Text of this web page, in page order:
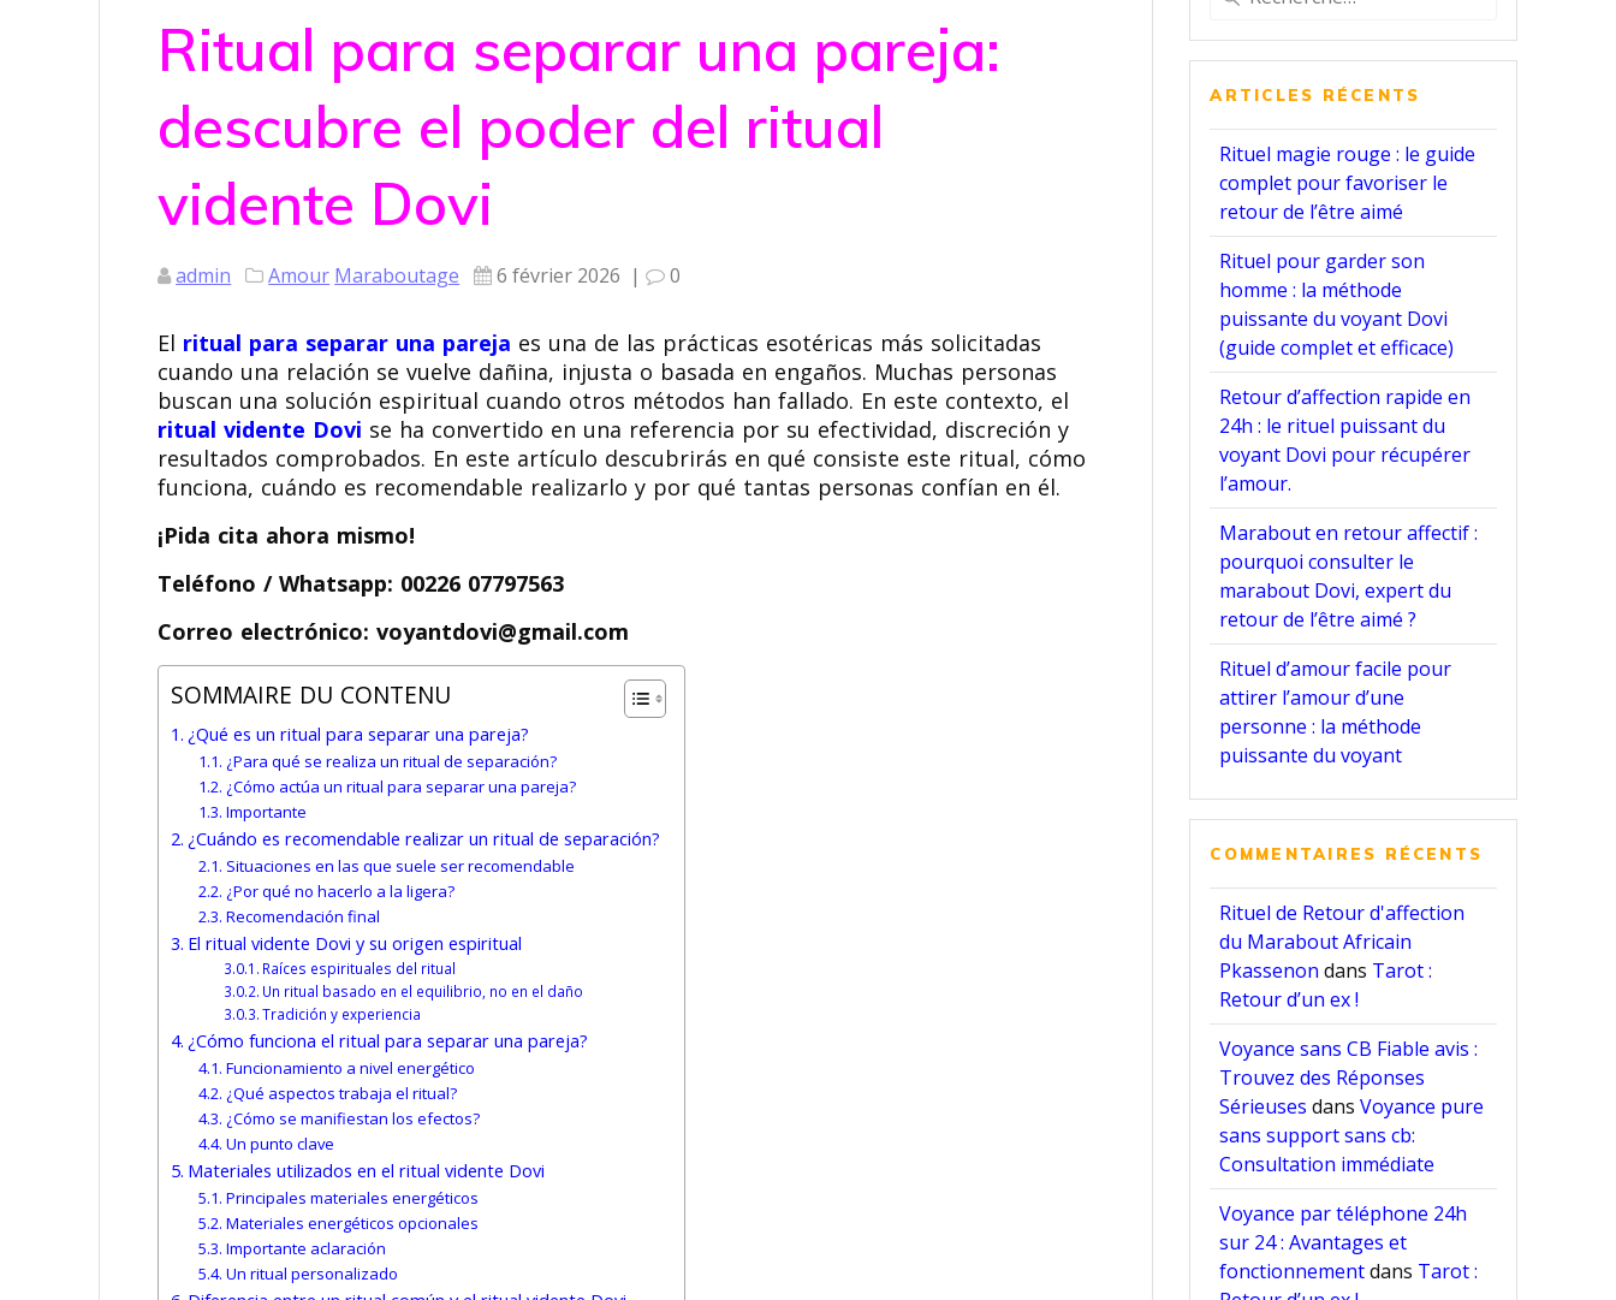
Ritual para separar una pareja:
descubre el poder del ritual
vidente Dovi
admin Amour Maraboutage 6 février 2026 | 0
El ritual para separar una pareja es una de las prácticas esotéricas más solicitadas
cuando una relación se vuelve dañina, injusta o basada en engaños. Muchas personas
buscan una solución espiritual cuando otros métodos han fallado. En este contexto, el
ritual vidente Dovi se ha convertido en una referencia por su efectividad, discreción y
resultados comprobados. En este artículo descubrirás en qué consiste este ritual, cómo
funciona, cuándo es recomendable realizarlo y por qué tantas personas confían en él.
¡Pida cita ahora mismo!
Teléfono / Whatsapp: 00226 07797563
Correo electrónico: voyantdovi@gmail.com
SOMMAIRE DU CONTENU
¿Qué es un ritual para separar una pareja?
¿Para qué se realiza un ritual de separación?
¿Cómo actúa un ritual para separar una pareja?
Importante
¿Cuándo es recomendable realizar un ritual de separación?
Situaciones en las que suele ser recomendable
¿Por qué no hacerlo a la ligera?
Recomendación final
El ritual vidente Dovi y su origen espiritual
Raíces espirituales del ritual
Un ritual basado en el equilibrio, no en el daño
Tradición y experiencia
¿Cómo funciona el ritual para separar una pareja?
Funcionamiento a nivel energético
¿Qué aspectos trabaja el ritual?
¿Cómo se manifiestan los efectos?
Un punto clave
Materiales utilizados en el ritual vidente Dovi
Principales materiales energéticos
Materiales energéticos opcionales
Importante aclaración
Un ritual personalizado
pour
:
ARTICLES RÉCENTS
Rituel magie rouge : le guide
complet pour favoriser le
retour de l’être aimé
Rituel pour garder son
homme : la méthode
puissante du voyant Dovi
(guide complet et efficace)
Retour d’affection rapide en
24h : le rituel puissant du
voyant Dovi pour récupérer
l’amour.
Marabout en retour affectif :
pourquoi consulter le
marabout Dovi, expert du
retour de l’être aimé ?
Rituel d’amour facile pour
attirer l’amour d’une
personne : la méthode
puissante du voyant
COMMENTAIRES RÉCENTS
Rituel de Retour d'affection
du Marabout Africain
Pkassenon dans Tarot :
Retour d’un ex !
Voyance sans CB Fiable avis :
Trouvez des Réponses
Sérieuses dansVoyance pure
sans support sans cb:
Consultation immédiate
Voyance par téléphone 24h
sur 24 : Avantages et
fonctionnementdans Tarot :